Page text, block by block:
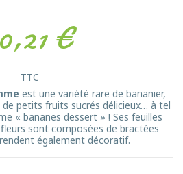
€
TTC
est une variété rare de bananier,
de petits fruits sucrés délicieux… à tel
« bananes dessert » ! Ses feuilles
sont composées de bractées
également décoratif.